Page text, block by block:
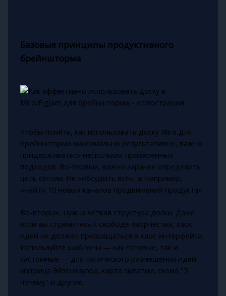
Базовые принципы продуктивного
брейншторма
Чтобы понять, как использовать доску Miro для
брейншторма максимально результативно, важно
придерживаться нескольких проверенных
подходов. Во-первых, важно заранее определить
цель сессии. Не «обсудить всё», а, например,
«найти 10 новых каналов продвижения продукта».
Во-вторых, нужна чёткая структура доски. Даже
если вы стремитесь к свободе творчества, хаос
идей не должен превращаться в хаос интерфейса.
Используйте шаблоны — как готовые, так и
кастомные — для логического размещения идей:
матрица Эйзенхауэра, карта эмпатии, схема "5
почему" и другие.